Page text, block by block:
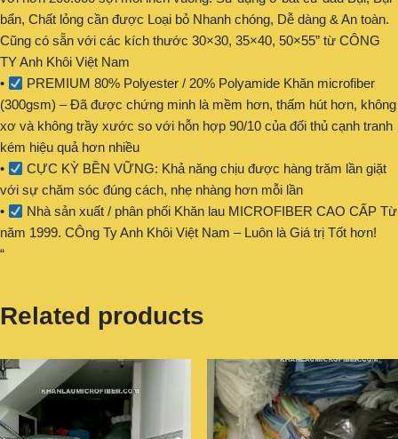
bẩn, Chất lỏng cần được Loại bỏ Nhanh chóng, Dễ dàng & An toàn.
Cũng có sẵn với các kích thước 30×30, 35×40, 50×55” từ CÔNG
TY Anh Khôi Việt Nam
•
PREMIUM 80% Polyester / 20% Polyamide Khăn microfiber
(300gsm) – Đã được chứng minh là mềm hơn, thấm hút hơn, không
xơ và không trầy xước so với hỗn hợp 90/10 của đối thủ cạnh tranh
kém hiệu quả hơn nhiều
•
CỰC KỲ BỀN VỮNG: Khả năng chịu được hàng trăm lần giặt
với sự chăm sóc đúng cách, nhẹ nhàng hơn mỗi lần
•
Nhà sản xuất / phân phối Khăn lau MICROFIBER CAO CẤP Từ
năm 1999. CÔng Ty Anh Khôi Việt Nam – Luôn là Giá trị Tốt hơn!
“
Related products